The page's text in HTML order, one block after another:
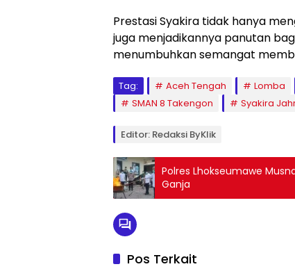
Prestasi Syakira tidak hanya
juga menjadikannya panutan
menumbuhkan semangat
Tag: Aceh Tengah Lomba
SMAN 8 Takengon
Syakira
Editor: Redaksi ByKlik
Polres Lhokseumawe
Ganja
Pos Terkait